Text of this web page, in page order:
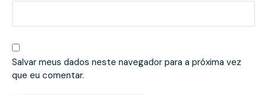
Salvar meus dados neste navegador para a próxima vez
que eu comentar.